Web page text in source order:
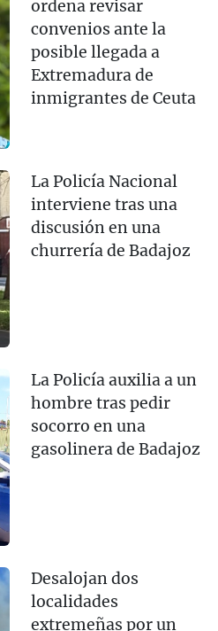
ordena revisar
convenios ante la
posible llegada a
Extremadura de
inmigrantes de Ceuta
La Policía Nacional
interviene tras una
discusión en una
churrería de Badajoz
La Policía auxilia a un
hombre tras pedir
socorro en una
gasolinera de Badajoz
Desalojan dos
localidades
extremeñas por un